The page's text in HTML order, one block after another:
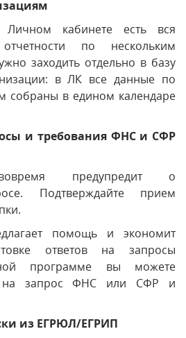
кабинете есть вся
по нескольким
заходить отдельно в базу
в ЛК все данные по
собраны в едином календаре
и требования ФНС и СФР
вовремя предупредит о
Подтверждайте прием
помощь и экономит
ответов на запросы
программе вы можете
на запрос ФНС или СФР и
из ЕГРЮЛ/ЕГРИП